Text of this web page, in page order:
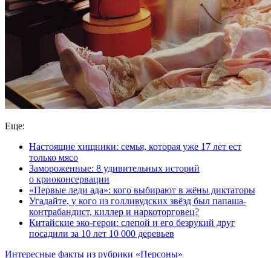
Еще:
Настоящие хищники: семья, которая уже 17 лет ест
только мясо
Замороженные: 8 удивительных историй
о криоконсервации
«Первые леди ада»: кого выбирают в жёны диктаторы
Угадайте, у кого из голливудских звёзд был папаша-
контрабандист, киллер и наркоторговец?
Китайские эко-герои: слепой и его безрукий друг
посадили за 10 лет 10 000 деревьев
Интересные факты из рубрики «Персоны»